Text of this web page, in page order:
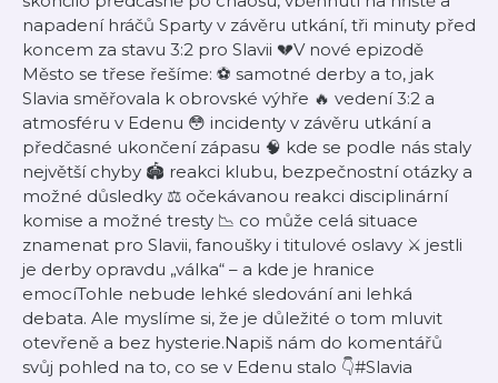
napadení hráčů Sparty v závěru utkání, tři minuty před
koncem za stavu 3:2 pro Slavii 💔V nové epizodě
Město se třese řešíme: ⚽ samotné derby a to, jak
Slavia směřovala k obrovské výhře 🔥 vedení 3:2 a
atmosféru v Edenu 😳 incidenty v závěru utkání a
předčasné ukončení zápasu 🧠 kde se podle nás staly
největší chyby 🏟️ reakci klubu, bezpečnostní otázky a
možné důsledky ⚖️ očekávanou reakci disciplinární
komise a možné tresty 📉 co může celá situace
znamenat pro Slavii, fanoušky i titulové oslavy ⚔️ jestli
je derby opravdu „válka“ – a kde je hranice
emocíTohle nebude lehké sledování ani lehká
debata. Ale myslíme si, že je důležité o tom mluvit
otevřeně a bez hysterie.Napiš nám do komentářů
svůj pohled na to, co se v Edenu stalo 👇#Slavia